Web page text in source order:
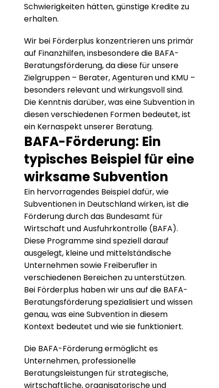
Schwierigkeiten hätten, günstige Kredite zu
erhalten.
Wir bei Förderplus konzentrieren uns primär
auf Finanzhilfen, insbesondere die BAFA-
Beratungsförderung, da diese für unsere
Zielgruppen – Berater, Agenturen und KMU –
besonders relevant und wirkungsvoll sind.
Die Kenntnis darüber, was eine Subvention in
diesen verschiedenen Formen bedeutet, ist
ein Kernaspekt unserer Beratung.
BAFA-Förderung: Ein
typisches Beispiel für eine
wirksame Subvention
Ein hervorragendes Beispiel dafür, wie
Subventionen in Deutschland wirken, ist die
Förderung durch das Bundesamt für
Wirtschaft und Ausfuhrkontrolle (BAFA).
Diese Programme sind speziell darauf
ausgelegt, kleine und mittelständische
Unternehmen sowie Freiberufler in
verschiedenen Bereichen zu unterstützen.
Bei Förderplus haben wir uns auf die BAFA-
Beratungsförderung spezialisiert und wissen
genau, was eine Subvention in diesem
Kontext bedeutet und wie sie funktioniert.
Die BAFA-Förderung ermöglicht es
Unternehmen, professionelle
Beratungsleistungen für strategische,
wirtschaftliche, organisatorische und